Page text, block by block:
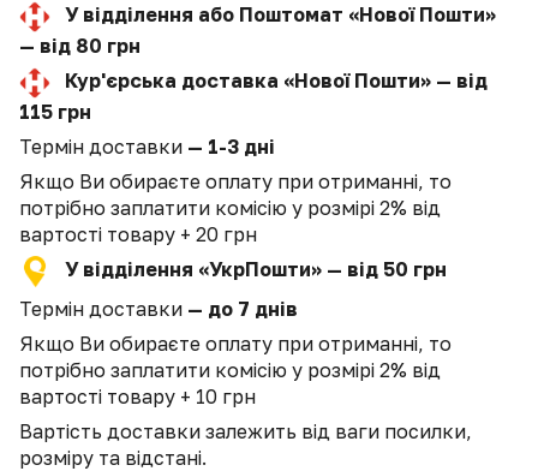
У відділення або Поштомат «Нової Пошти»
— від 80 грн
Кур'єрська доставка «Нової Пошти» — від
115 грн
Термін доставки — 1-3 дні
Якщо Ви обираєте оплату при отриманні, то
потрібно заплатити комісію у розмірі 2% від
вартості товару + 20 грн
У відділення «УкрПошти» — від 50 грн
Термін доставки — до 7 днів
Якщо Ви обираєте оплату при отриманні, то
потрібно заплатити комісію у розмірі 2% від
вартості товару + 10 грн
Вартість доставки залежить від ваги посилки,
розміру та відстані.